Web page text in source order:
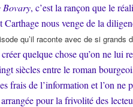
Bovary, c’est la rançon que le
Carthage nous venge de la
qu’il raconte avec de si
quelque chose qu’on ne lui
siècles entre le roman
frais de l’information et l’on
pour la frivolité des